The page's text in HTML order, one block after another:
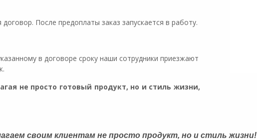
После предоплаты заказ запускается в работу.
в договоре сроку наши сотрудники приезжают
не просто готовый продукт, но и стиль жизни,
своим клиентам не просто продукт, но и стиль жизни!